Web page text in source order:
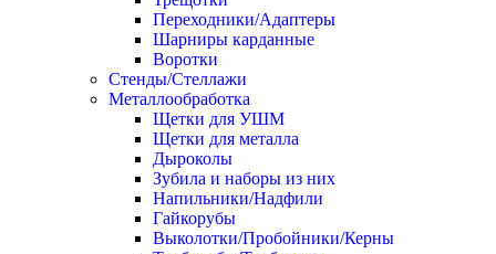
Переходники/Адаптеры
Шарниры карданные
Воротки
Стенды/Стеллажи
Металлообработка
Щетки для УШМ
Щетки для металла
Дыроколы
Зубила и наборы из них
Напильники/Надфили
Гайкорубы
Выколотки/Пробойники/Керны